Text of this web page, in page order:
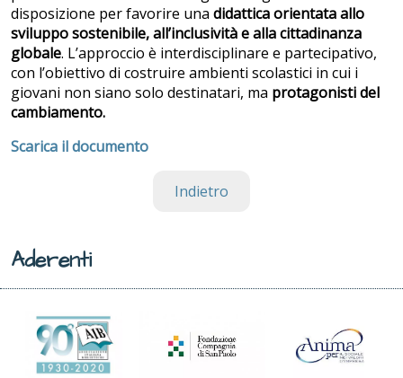
disposizione per favorire una didattica orientata allo
sviluppo sostenibile, all’inclusività e alla cittadinanza
globale. L’approccio è interdisciplinare e partecipativo,
con l’obiettivo di costruire ambienti scolastici in cui i
giovani non siano solo destinatari, ma protagonisti del
cambiamento.
Scarica il documento
Indietro
Aderenti